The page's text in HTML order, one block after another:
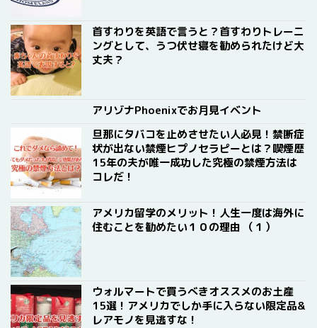
首すわりを英語で言うと？首すわりトレーニ
ングとして、うつ伏せ寝を勧められたけど大
丈夫？
アリゾナPhoenixでお月見イベント
旦那にタバコを止めさせたい人必見！禁断症
状が出ない禁煙ヒプノセラピーとは？喫煙歴
15年の夫が唯一成功した究極の禁煙方法は
コレだ！
アメリカ留学のメリット！人生一度は海外に
住むことを勧めたい１０の理由 （１）
ウォルマートで買うべきオススメのお土産
15選！アメリカでしか手に入らない限定品&
レアモノを見逃すな！